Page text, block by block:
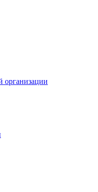
организации